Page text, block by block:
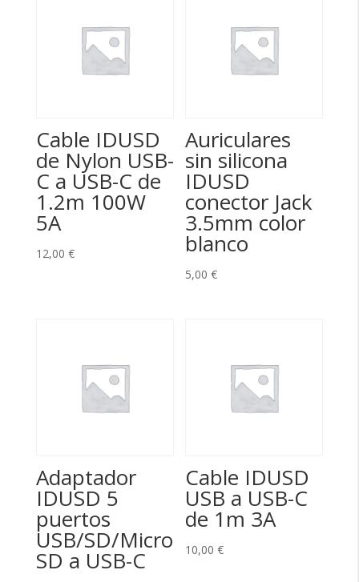
Cable IDUSD
de Nylon USB-
C a USB-C de
1.2m 100W
5A
12,00 €
Auriculares
sin silicona
IDUSD
conector Jack
3.5mm color
blanco
5,00€
Adaptador
IDUSD 5
puertos
USB/SD/Micro
SD a USB-C
Cable IDUSD
USB a USB-C
de 1m 3A
10,00€